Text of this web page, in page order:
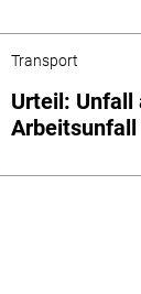
Transport
Urteil: Unfall
Arbeitsunfall